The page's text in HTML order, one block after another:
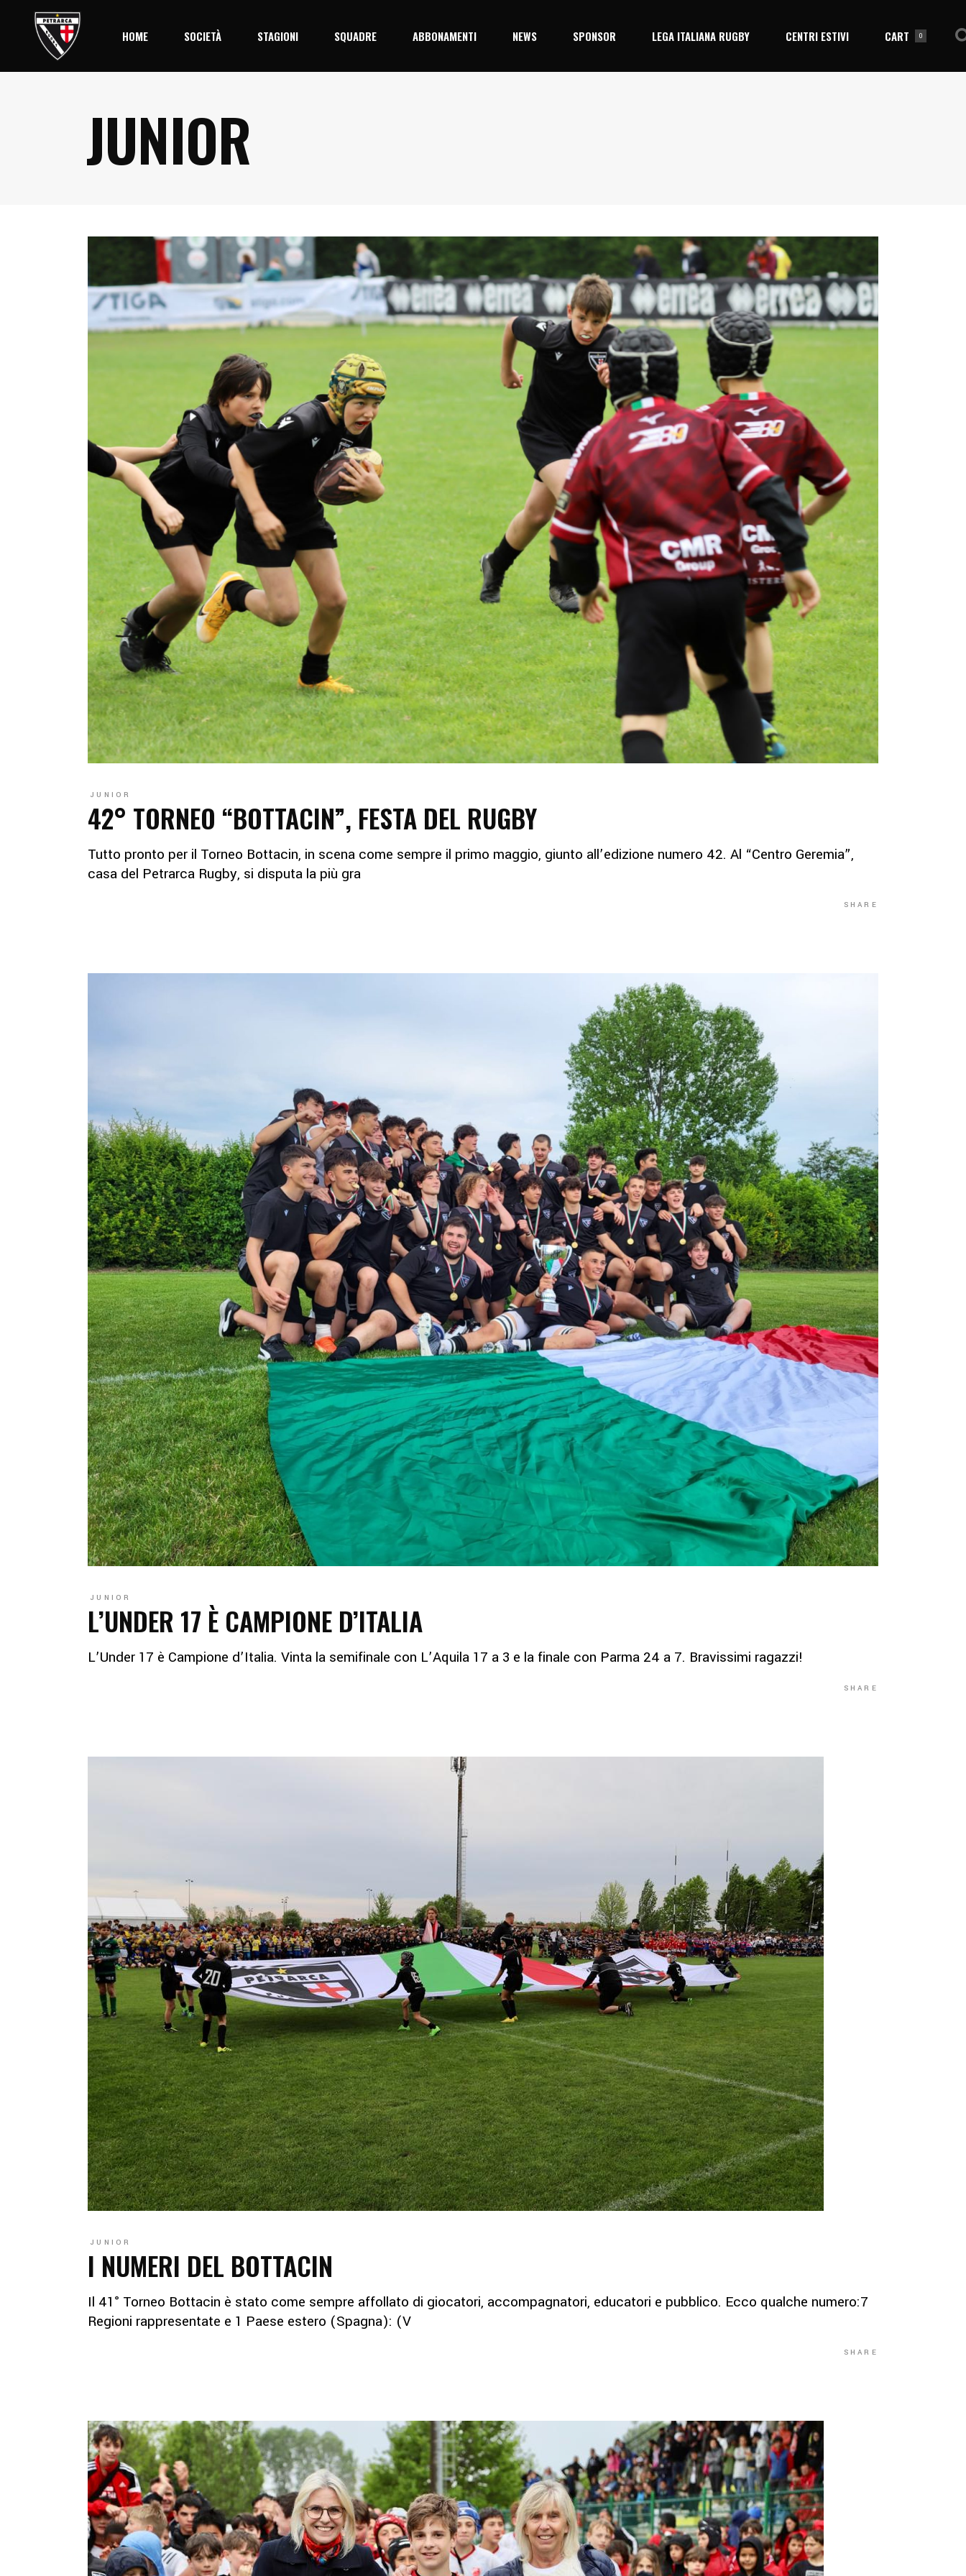
HOME SOCIETÀ
Palmares
STAGIONI SQUADRE ABBONAMENTI NEWS SPONSOR LEGA ITALIANA RUGBY CENTRI ESTIVI CART 0
JUNIOR
JUNIOR
42° TORNEO “BOTTACIN”, FESTA DEL RUGBY
Tutto pronto per il Torneo Bottacin, in scena come sempre il primo maggio, giunto all’edizione numero 42. Al “Centro Geremia”,
casa del Petrarca Rugby, si disputa la più gra
SHARE
JUNIOR
L’UNDER 17 È CAMPIONE D’ITALIA
L’Under 17 è Campione d’Italia. Vinta la semifinale con L’Aquila 17 a 3 e la finale con Parma 24 a 7. Bravissimi ragazzi!
SHARE
JUNIOR
I NUMERI DEL BOTTACIN
Il 41° Torneo Bottacin è stato come sempre affollato di giocatori, accompagnatori, educatori e pubblico. Ecco qualche numero:7
Regioni rappresentate e 1 Paese estero (Spagna): (V
SHARE